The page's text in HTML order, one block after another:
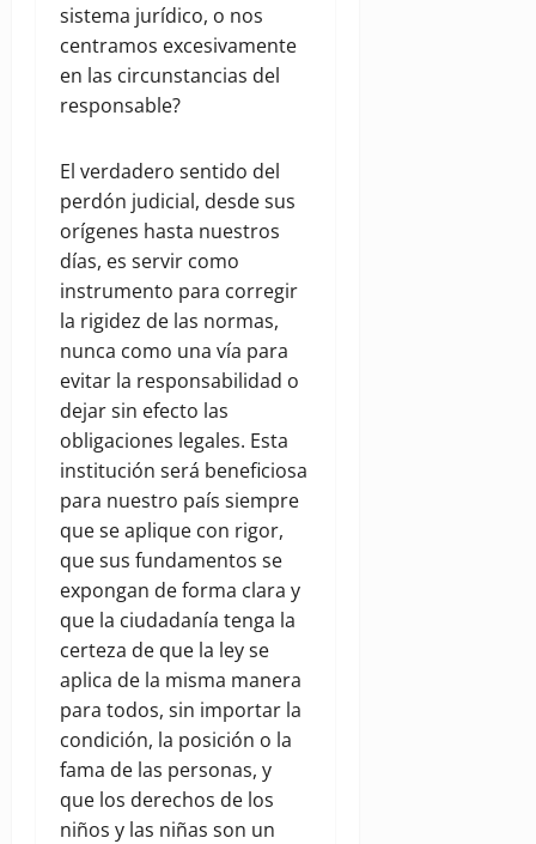
sistema jurídico, o nos
centramos excesivamente
en las circunstancias del
responsable?
El verdadero sentido del
perdón judicial, desde sus
orígenes hasta nuestros
días, es servir como
instrumento para corregir
la rigidez de las normas,
nunca como una vía para
evitar la responsabilidad o
dejar sin efecto las
obligaciones legales. Esta
institución será beneficiosa
para nuestro país siempre
que se aplique con rigor,
que sus fundamentos se
expongan de forma clara y
que la ciudadanía tenga la
certeza de que la ley se
aplica de la misma manera
para todos, sin importar la
condición, la posición o la
fama de las personas, y
que los derechos de los
niños y las niñas son un